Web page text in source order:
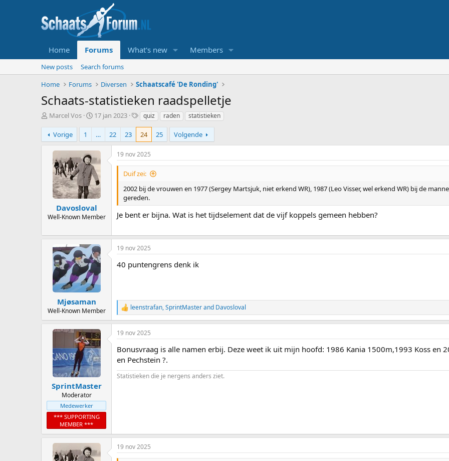
Home Forums What's new Members
New posts
Search forums
Home
Forums Diversen Schaatscafé 'De Ronding'
Schaats-statistieken raadspelletje
T
p
i
r
Marcel Vos
S
r
t
d
a
t
u
m
17 jan 2023
T
g
s
quiz raden statistieken
Vorige 1 … 22 23 24 25 Volgende
Davosloval
Well-Known Member
19 nov 2025
Duif zei:
2002 bij de vrouwen en 1977 (Sergey Martsjuk, niet erkend WR), 1987 (Leo Visser, wel erkend WR) bij de
gereden.
Je bent er bijna. Wat is het tijdselement dat de vijf koppels gemeen hebben?
Mjøsaman
Well-Known Member
19 nov 2025
40 puntengrens denk ik
R
e
a
c
i
o
s
leenstrafan,SprintMasterand Davosloval
SprintMaster
Moderator
Medewerker
*** SUPPORTING
MEMBER ***
19 nov 2025
Bonusvraag is alle namen erbij. Deze weet ik uit mijn hoofd: 1986 Kania 1500m,1993 Koss en
en Pechstein ?.
Statistieken die je nergens anders ziet.
19 nov 2025